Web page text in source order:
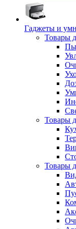
Гаджеты и
Товары
Товары
Товары